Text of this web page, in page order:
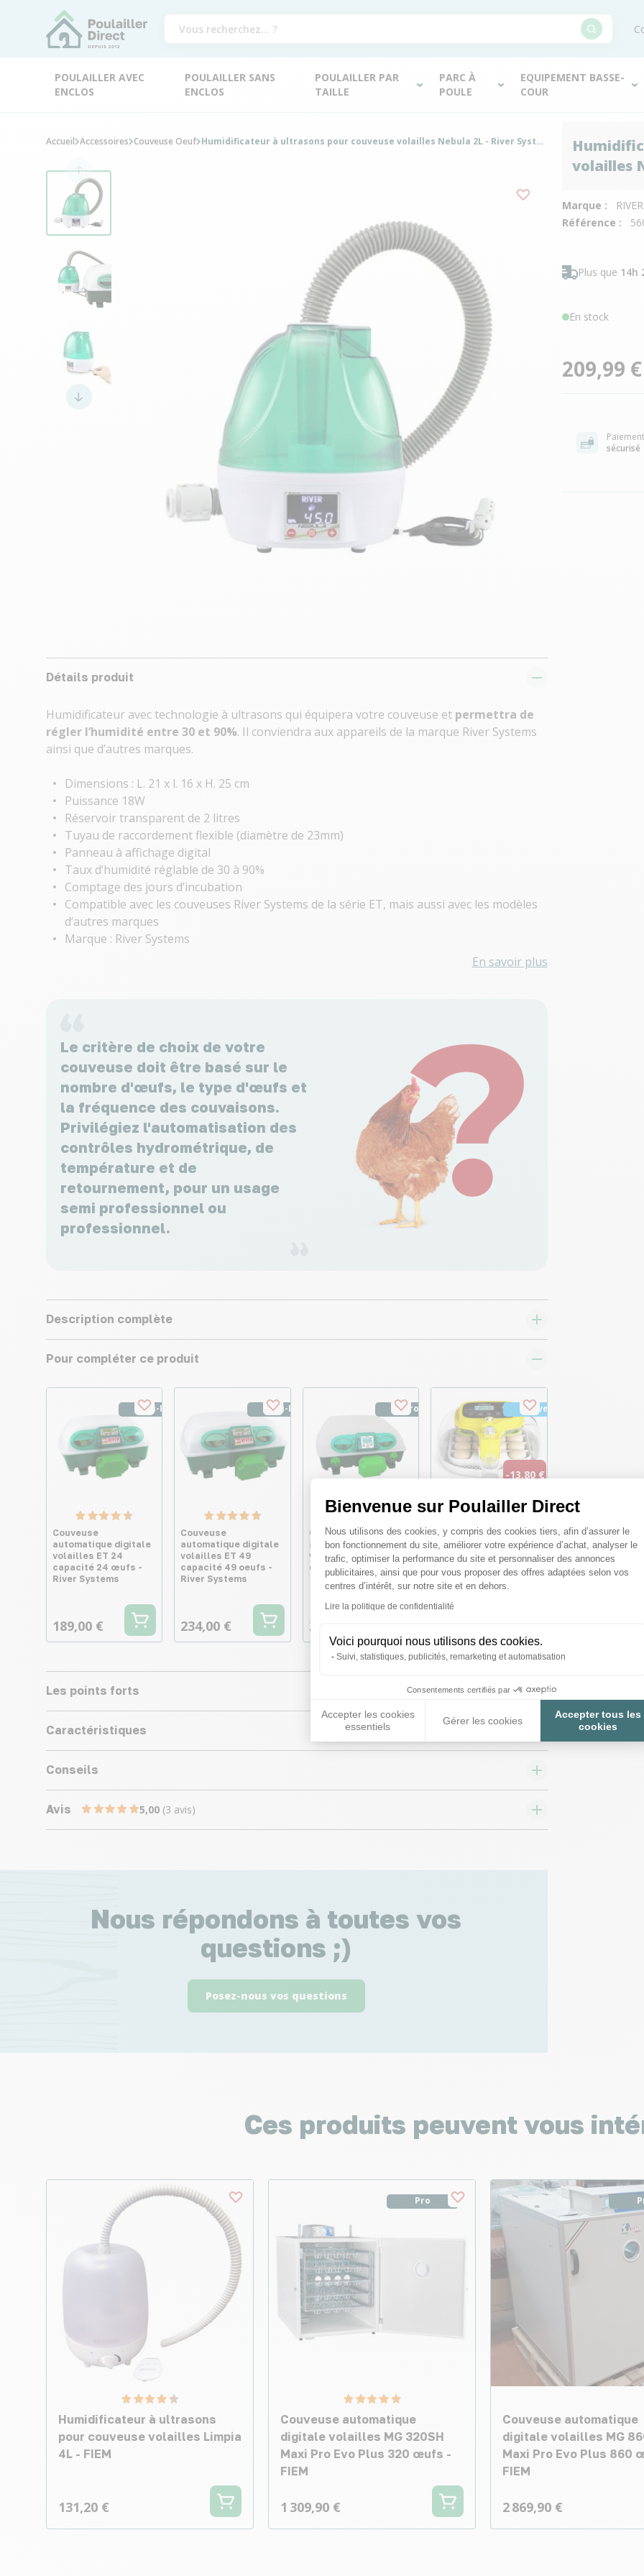
Bienvenue sur Poulailler Direct
Plateforme de Gestion du
Nous utilisons des cookies, y compris des cookies tiers, afin d’assurer le
bon fonctionnement du site, améliorer votre expérience d’achat, analyser le
trafic, optimiser la performance du site et personnaliser des annonces
publicitaires, ainsi que pour vous proposer des offres adaptées selon vos
centres d’intérêt, sur notre site et en dehors.
Lire la politique de confidentialité
Voici pourquoi nous utilisons des cookies.
Suivi, statistiques, publicités, remarketing et automatisation
Consentements certifiés par
Accepter les cookies
essentiels
Gérer les cookies
Accepter tous les
cookies
Axeptio consent
POULAILLER AVEC
ENCLOS
POULAILLER SANS
ENCLOS
POULAILLER PAR
TAILLE
PARC À
POULE
EQUIPEMENT BASSE-
COUR
volailles
Marque :
Référence :
Plus que 14h
En stock
209,99 €
Paiement
sécurisé
Détails produit
Humidificateur avec technologie à ultrasons qui équipera votre couveuse et permettra de
régler l’humidité entre 30 et 90%. Il conviendra aux appareils de la marque River Systems
ainsi que d’autres marques.
Dimensions : L. 21 x l. 16 x H. 25 cm
Puissance 18W
Réservoir transparent de 2 litres
Tuyau de raccordement flexible (diamètre de 23mm)
Panneau à affichage digital
Taux d’humidité réglable de 30 à 90%
Comptage des jours d’incubation
Compatible avec les couveuses River Systems de la série ET, mais aussi avec les modèles
d’autres marques
Marque : River Systems
En savoir plus
Le critère de choix de votre
couveuse doit être basé sur le
nombre d'œufs, le type d'œufs et
la fréquence des couvaisons.
Privilégiez l'automatisation des
contrôles hydrométrique, de
température et de
retournement, pour un usage
semi professionnel ou
professionnel.
Description complète
Pour compléter ce produit
Semi-Pro
Couveuse
automatique digitale
volailles ET 24
capacité 24 œufs -
River Systems
189,00 €
Semi-Pro
Couveuse
automatique digitale
volailles ET 49
capacité 49 oeufs -
River Systems
234,00 €
Pro
Couveuse
automatique digitale
volailles ET Super 49
œufs - River Systems
299,00 €
Nouveau
-13,80 €
Couveuse
automatique digitale
volailles avec
réservoir extérieur
capacité 16 œufs
M16 Pro - HHD
69,00 €
Les points forts
Caractéristiques
Conseils
Avis 5,00 (3 avis)
Nous répondons à toutes vos
questions ;)
Posez-nous vos questions
Accueil Accessoires Couveuse Oeuf Humidificateur à ultrasons pour couveuse volailles Nebula 2L - River Systems
Ces produits peuvent vous
Humidificateur à ultrasons
pour couveuse volailles Limpia
4L - FIEM
131,20 €
Pro
Couveuse automatique
digitale volailles MG 320SH
Maxi Pro Evo Plus 320 œufs -
FIEM
1 309,90 €
Couveuse automatique
digitale volailles MG
Maxi Pro Evo Plus 860
FIEM
2 869,90 €